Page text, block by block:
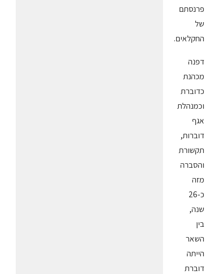
פרנסתם
של
החקלאים.
דפנה
מכהנת
כדוברת
וכמנהלת
אגף
דוברות,
תקשורת
והסברה
מזה
כ-26
שנה,
בין
השאר
הייתה
דוברת